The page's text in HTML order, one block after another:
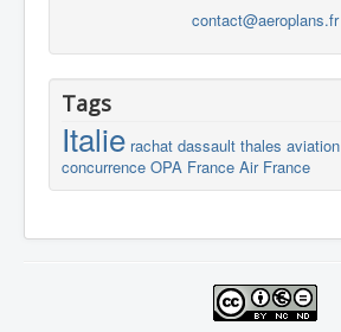
contact@aeroplans.fr
Tags
Italie rachat dassault thales aviation
concurrence OPA France Air France